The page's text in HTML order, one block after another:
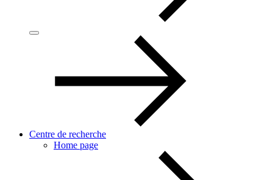
Centre de recherche
Home page